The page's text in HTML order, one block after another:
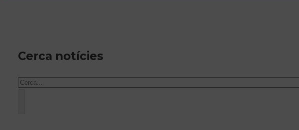
Cerca notícies
Cercar